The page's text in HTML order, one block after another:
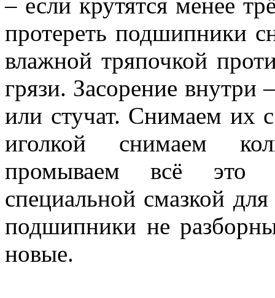
протереть подшипники
влажной тряпочкой
грязи. Засорение
или стучат. Снимаем их
иголкой снимаем
промываем всё это
специальной смазкой
подшипники не
новые.